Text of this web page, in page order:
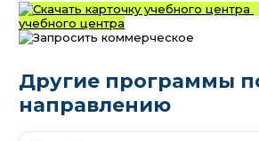
учебного центра
Другие программы
направлению